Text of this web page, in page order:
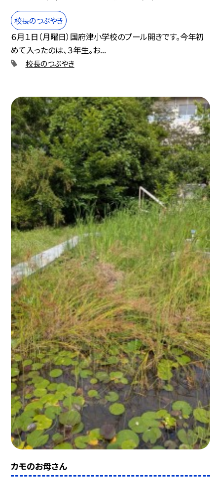
校長のつぶやき
６月１日（月曜日）国府津小学校のプール開きです。今年初
めて入ったのは、３年生。お...
校長のつぶやき
カモのお母さん